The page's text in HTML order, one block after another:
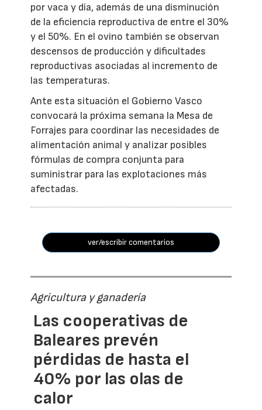
por vaca y día, además de una disminución
de la eficiencia reproductiva de entre el 30%
y el 50%. En el ovino también se observan
descensos de producción y dificultades
reproductivas asociadas al incremento de
las temperaturas.
Ante esta situación el Gobierno Vasco
convocará la próxima semana la Mesa de
Forrajes para coordinar las necesidades de
alimentación animal y analizar posibles
fórmulas de compra conjunta para
suministrar para las explotaciones más
afectadas.
ver/escribir comentarios
Agricultura y ganadería
Las cooperativas de
Baleares prevén
pérdidas de hasta el
40% por las olas de
calor